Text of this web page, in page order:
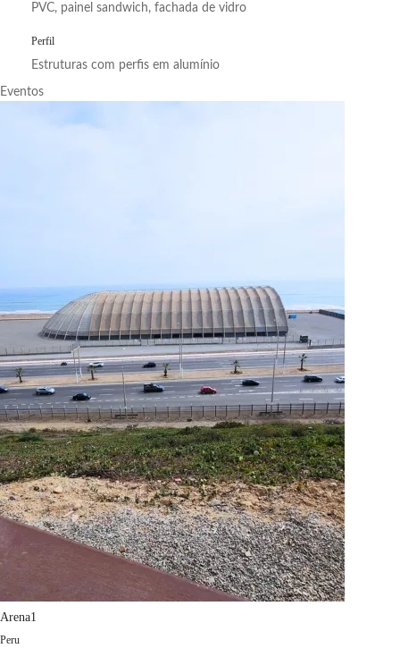
PVC, painel sandwich, fachada de vidro
Perfil
Estruturas com perfis em alumínio
Eventos
Arena1
Peru